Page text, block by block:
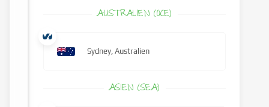
AUSTRALIEN (OCE)
Sydney, Australien
ASIEN (SEA)